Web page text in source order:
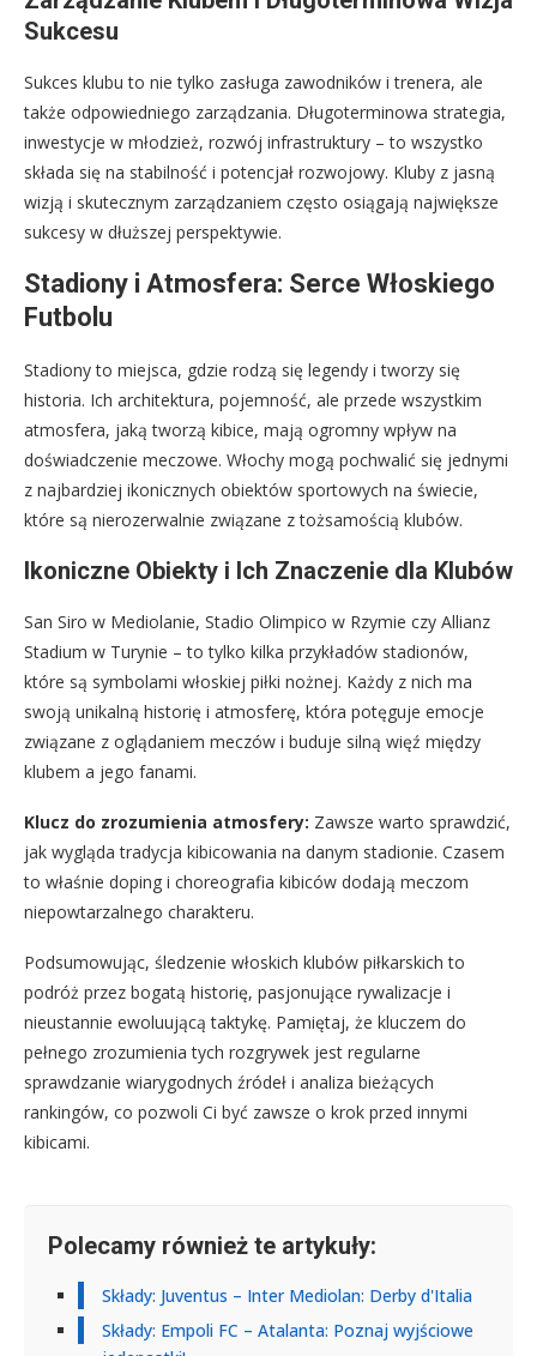
Sukcesu
Sukces klubu to nie tylko zasługa zawodników i trenera, ale
także odpowiedniego zarządzania. Długoterminowa strategia,
inwestycje w młodzież, rozwój infrastruktury – to wszystko
składa się na stabilność i potencjał rozwojowy. Kluby z jasną
wizją i skutecznym zarządzaniem często osiągają największe
sukcesy w dłuższej perspektywie.
Stadiony i Atmosfera: Serce Włoskiego
Futbolu
Stadiony to miejsca, gdzie rodzą się legendy i tworzy się
historia. Ich architektura, pojemność, ale przede wszystkim
atmosfera, jaką tworzą kibice, mają ogromny wpływ na
doświadczenie meczowe. Włochy mogą pochwalić się jednymi
z najbardziej ikonicznych obiektów sportowych na świecie,
które są nierozerwalnie związane z tożsamością klubów.
Ikoniczne Obiekty i Ich Znaczenie dla Klubów
San Siro w Mediolanie, Stadio Olimpico w Rzymie czy Allianz
Stadium w Turynie – to tylko kilka przykładów stadionów,
które są symbolami włoskiej piłki nożnej. Każdy z nich ma
swoją unikalną historię i atmosferę, która potęguje emocje
związane z oglądaniem meczów i buduje silną więź między
klubem a jego fanami.
Klucz do zrozumienia atmosfery: Zawsze warto sprawdzić,
jak wygląda tradycja kibicowania na danym stadionie. Czasem
to właśnie doping i choreografia kibiców dodają meczom
niepowtarzalnego charakteru.
Podsumowując, śledzenie włoskich klubów piłkarskich to
podróż przez bogatą historię, pasjonujące rywalizacje i
nieustannie ewoluującą taktykę. Pamiętaj, że kluczem do
pełnego zrozumienia tych rozgrywek jest regularne
sprawdzanie wiarygodnych źródeł i analiza bieżących
rankingów, co pozwoli Ci być zawsze o krok przed innymi
kibicami.
Polecamy również te artykuły:
Składy: Juventus – Inter Mediolan: Derby d'Italia
Składy: Empoli FC – Atalanta: Poznaj wyjściowe